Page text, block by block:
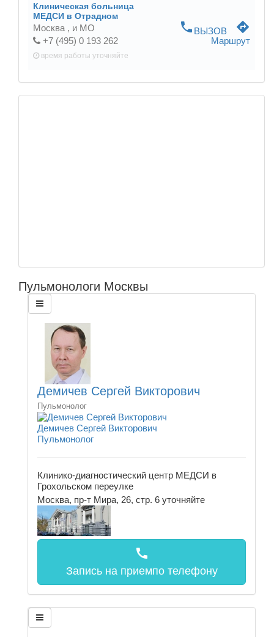
Клиническая больница
МЕДСИ в Отрадном
Москва , и МО
+7 (495) 0 193 262
время работы уточняйте
phone ВЫЗОВ directions
Маршрут
Пульмонологи Москвы
Демичев Сергей Викторович
Пульмонолог
Демичев Сергей Викторович
Пульмонолог
Клинико-диагностический центр МЕДСИ в
Грохольском переулке
Москва, пр-т Мира, 26, стр. 6 уточняйте
call
Запись на приемпо телефону